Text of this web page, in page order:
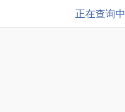
正在查询中